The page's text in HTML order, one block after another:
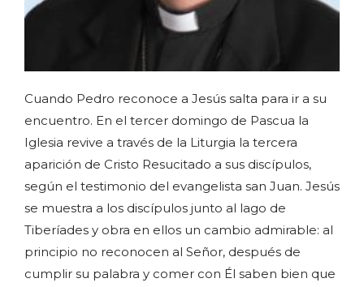
Cuando Pedro reconoce a Jesús salta para ir a su
encuentro. En el tercer domingo de Pascua la
Iglesia revive a través de la Liturgia la tercera
aparición de Cristo Resucitado a sus discípulos,
según el testimonio del evangelista san Juan. Jesús
se muestra a los discípulos junto al lago de
Tiberíades y obra en ellos un cambio admirable: al
principio no reconocen al Señor, después de
cumplir su palabra y comer con Él saben bien que